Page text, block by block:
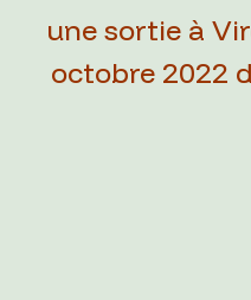
une sortie à
octobre 2022